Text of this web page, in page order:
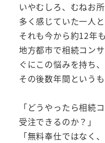
いやむしろ、むねお
多く感じていた一人と
それも今から約12年
地方都市で相続コン
ぐにこの悩みを持ち、
その後数年間という
「どうやったら相続
受注できるのか？」
「無料奉仕ではなく